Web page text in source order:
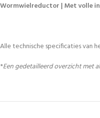
Wormwielreductor | Met volle
Alle technische specificaties van
*Een gedetailleerd overzicht met